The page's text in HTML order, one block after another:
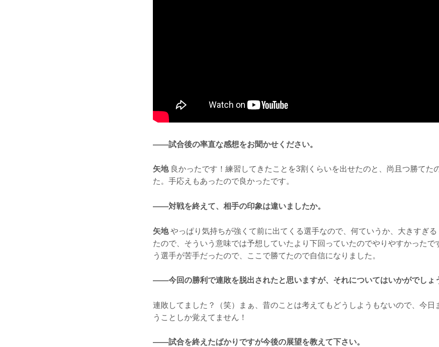
——試合後の率直な感想をお聞かせください。
矢地良かったです！練習してきたことを3割くらいを出せたのと、尚且つ勝てた
た。手応えもあったので良かったです。
——対戦を終えて、相手の印象は違いましたか。
矢地やっぱり気持ちが強くて前に出てくる選手なので、何ていうか、大きすぎ
たので、そういう意味では予想していたより下回っていたのでやりやすかったで
う選手が苦手だったので、ここで勝てたので自信になりました。
——今回の勝利で連敗を脱出されたと思いますが、それについてはいかがでしょ
連敗してました？（笑）まぁ、昔のことは考えてもどうしようもないので、今日
うことしか覚えてません！
——試合を終えたばかりですが今後の展望を教えて下さい。